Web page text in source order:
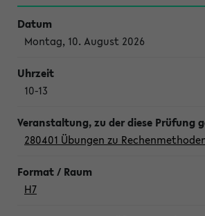
Montag, 10. August 2026
10-13
280401 Übungen zu
H7